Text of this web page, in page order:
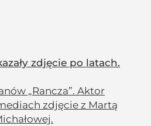
zdjęcie po latach.
„Rancza”. Aktor
zdjęcie z Martą